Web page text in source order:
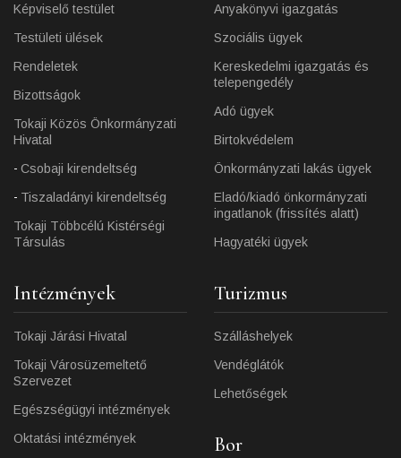
Képviselő testület
Testületi ülések
Rendeletek
Bizottságok
Tokaji Közös Önkormányzati
Hivatal
Csobaji kirendeltség
Tiszaladányi kirendeltség
Tokaji Többcélú Kistérségi
Társulás
Anyakönyvi igazgatás
Szociális ügyek
Kereskedelmi igazgatás és
telepengedély
Adó ügyek
Birtokvédelem
Önkormányzati lakás ügyek
Eladó/kiadó önkormányzati
ingatlanok (frissítés alatt)
Hagyatéki ügyek
Intézmények
Tokaji Járási Hivatal
Tokaji Városüzemeltető
Szervezet
Egészségügyi intézmények
Oktatási intézmények
Turizmus
Szálláshelyek
Vendéglátók
Lehetőségek
Bor